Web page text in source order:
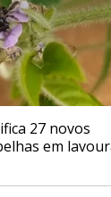
27 novos
em